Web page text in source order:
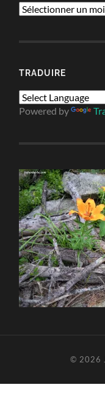
Archives
TRADUIRE
Powered by
© 2026